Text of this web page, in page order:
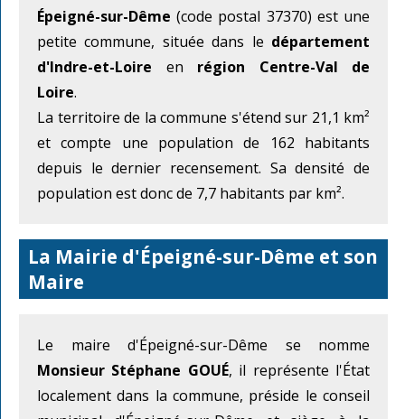
Épeigné-sur-Dême (code postal 37370) est une
petite commune, située dans le département
d'Indre-et-Loire en région Centre-Val de
Loire.
La territoire de la commune s'étend sur 21,1 km²
et compte une population de 162 habitants
depuis le dernier recensement. Sa densité de
population est donc de 7,7 habitants par km².
La Mairie d'Épeigné-sur-Dême et son
Maire
Le maire d'Épeigné-sur-Dême se nomme
Monsieur Stéphane GOUÉ, il représente l'État
localement dans la commune, préside le conseil